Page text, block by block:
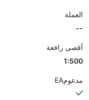
العملة
--
أقصى رافعة
1:500
مدعومEA